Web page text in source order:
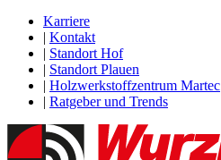
Karriere
| Kontakt
| Standort Hof
| Standort Plauen
| Holzwerkstoffzentrum Martec
| Ratgeber und Trends